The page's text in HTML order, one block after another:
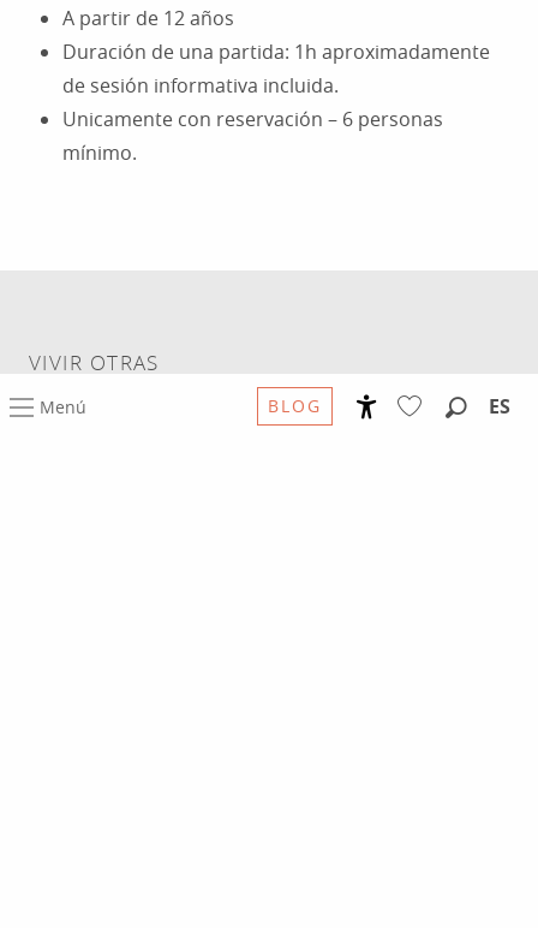
Menú BLOG ES
A partir de 12 años
Duración de una partida: 1h aproximadamente
de sesión informativa incluida.
Unicamente con reservación – 6 personas
mínimo.
VIVIR OTRAS
Experiencias.
Paseos de Rodez en plena